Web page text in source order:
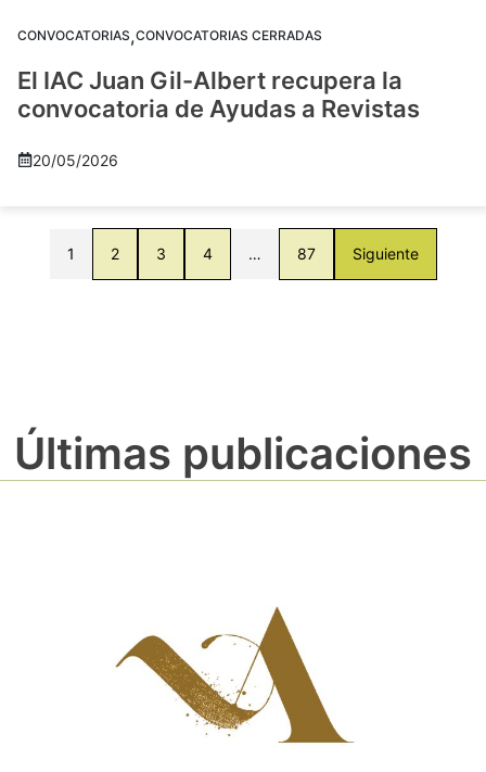
CONVOCATORIAS,CONVOCATORIAS CERRADAS
El IAC Juan Gil-Albert recupera la
convocatoria de Ayudas a Revistas
20/05/2026
1 2 3 4 … 87 Siguiente
Últimas publicaciones